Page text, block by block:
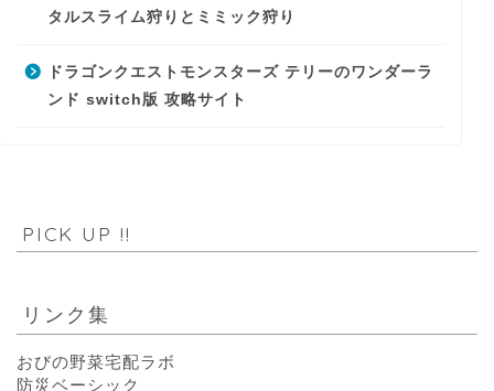
タルスライム狩りとミミック狩り
ドラゴンクエストモンスターズ テリーのワンダーラ
ンド switch版 攻略サイト
PICK UP !!
リンク集
おびの野菜宅配ラボ
防災ベーシック